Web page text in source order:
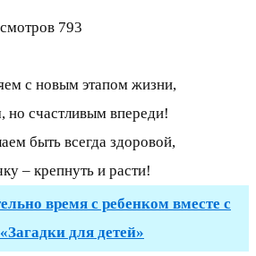
793
с новым этапом жизни,
но счастливым впереди!
быть всегда здоровой,
– крепнуть и расти!
время с ребенком вместе с
для детей»